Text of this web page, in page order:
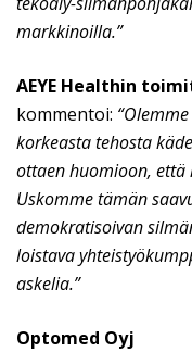
markkinoilla.”
AEYE Healthin
kommentoi:
korkeasta tehosta
ottaen huomioon, että
Uskomme tämän
demokratisoivan
loistava
askelia.”
Optomed Oyj